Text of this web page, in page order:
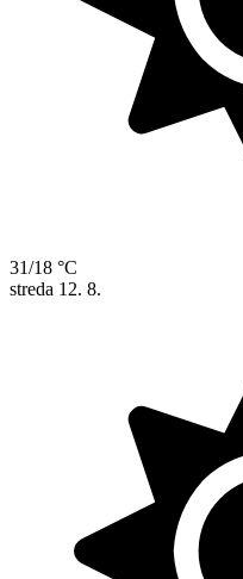
31/18 °C
streda 12. 8.